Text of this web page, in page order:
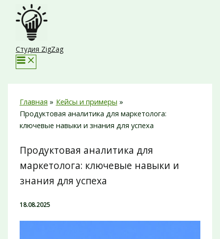
Перейти
содержимому
Студия ZigZag
Главная
Кейсы и примеры
Продуктовая аналитика для маркетолога:
ключевые навыки и знания для успеха
Продуктовая аналитика для
маркетолога: ключевые навыки и
знания для успеха
18.08.2025